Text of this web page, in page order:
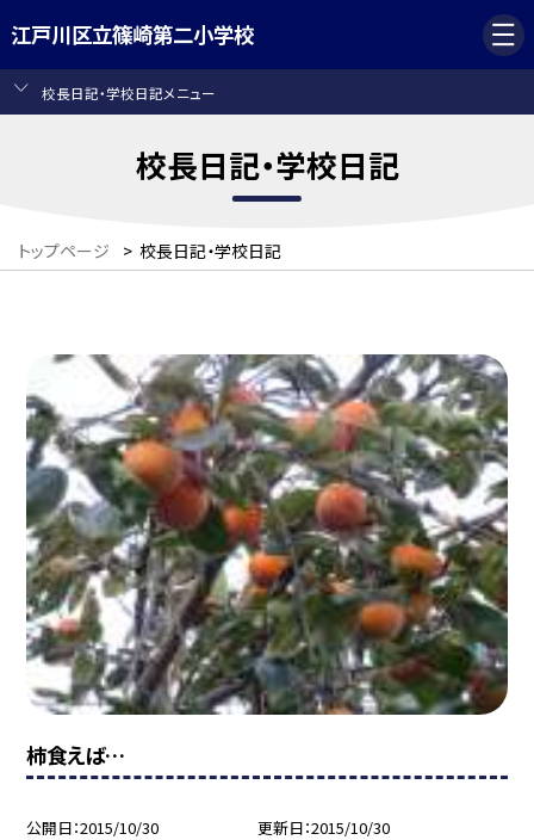
江戸川区立篠崎第二小学校
校長日記・学校日記メニュー
校長日記・学校日記
トップページ > 校長日記・学校日記
柿食えば…
公開日 2015/10/30 更新日 2015/10/30